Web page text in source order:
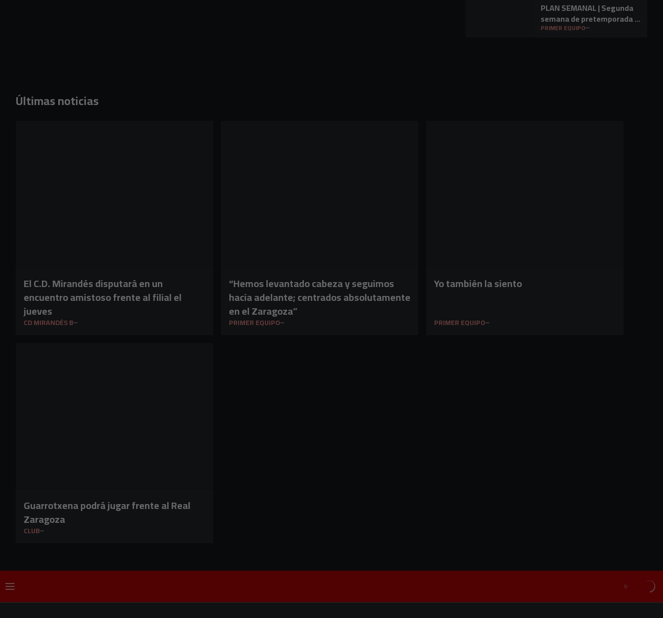
PLAN SEMANAL | Segunda
semana de pretemporada y
primer amistoso a la vista
PRIMER EQUIPO
Últimas noticias
El C.D. Mirandés disputará en un
encuentro amistoso frente al filial el
jueves
CD MIRANDÉS B
“Hemos levantado cabeza y seguimos
hacia adelante; centrados absolutamente
en el Zaragoza”
PRIMER EQUIPO
Yo también la siento
PRIMER EQUIPO
Guarrotxena podrá jugar frente al Real
Zaragoza
CLUB